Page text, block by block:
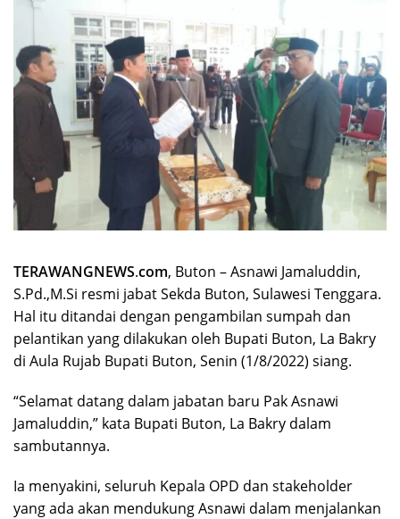
TERAWANGNEWS.com, Buton – Asnawi Jamaluddin,
S.Pd.,M.Si resmi jabat Sekda Buton, Sulawesi Tenggara.
Hal itu ditandai dengan pengambilan sumpah dan
pelantikan yang dilakukan oleh Bupati Buton, La Bakry
di Aula Rujab Bupati Buton, Senin (1/8/2022) siang.
“Selamat datang dalam jabatan baru Pak Asnawi
Jamaluddin,” kata Bupati Buton, La Bakry dalam
sambutannya.
Ia menyakini, seluruh Kepala OPD dan stakeholder
yang ada akan mendukung Asnawi dalam menjalankan